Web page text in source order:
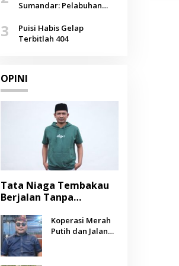
Agustus
Sumandar: Pelabuhan
Selendang Benang Merah
Lombang
3
Puisi Habis Gelap
Terbitlah 404
OPINI
Tata Niaga Tembakau
Berjalan Tanpa
Negara Berpihak
kepada Petani?
Koperasi Merah
Putih dan Jalan